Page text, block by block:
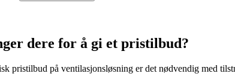
dere for å gi et pristilbud?
pristilbud på ventilasjonsløsning er det nødvendig med